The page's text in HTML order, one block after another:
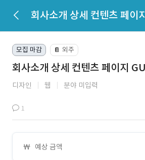
회사소개 상세 컨텐츠 페이
모집 마감 📔 외주
회사소개 상세 컨텐츠 페이지
디자인 웹 분야 미입력
1
예상 금액